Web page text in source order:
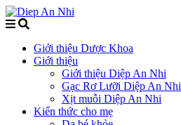
Giới thiệu Dược Khoa
Giới thiệu
Giới thiệu Diệp An Nhi
Gạc Rơ Lưỡi Diệp An Nhi
Xịt muỗi Diệp An Nhi
Kiến thức cho mẹ